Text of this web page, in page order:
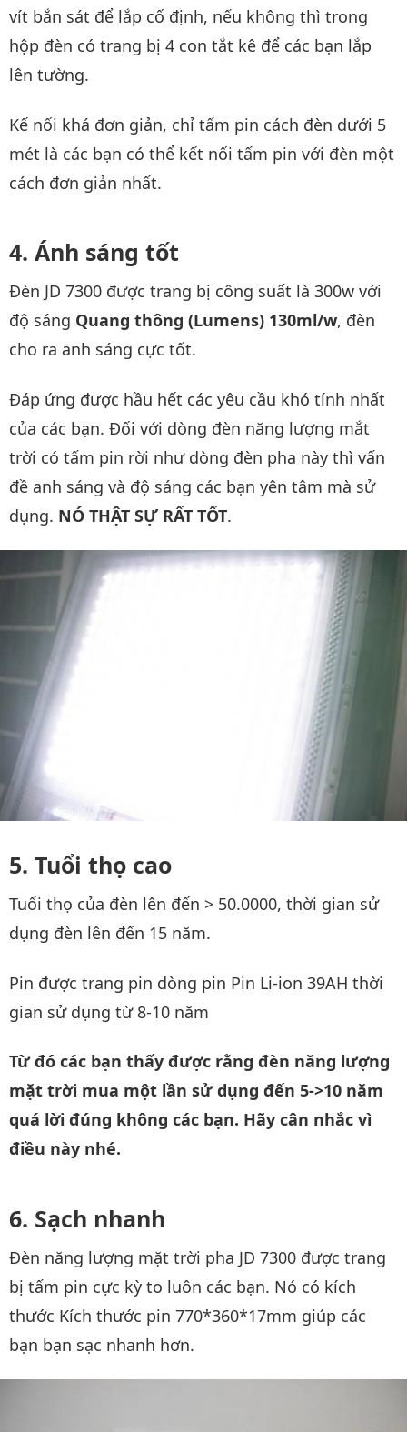
vít bắn sát để lắp cố định, nếu không thì trong
hộp đèn có trang bị 4 con tắt kê để các bạn lắp
lên tường.
Kế nối khá đơn giản, chỉ tấm pin cách đèn dưới 5
mét là các bạn có thể kết nối tấm pin với đèn một
cách đơn giản nhất.
Ánh sáng tốt
Đèn JD 7300 được trang bị công suất là 300w với
độ sáng Quang thông (Lumens) 130ml/w, đèn
cho ra anh sáng cực tốt.
Đáp ứng được hầu hết các yêu cầu khó tính nhất
của các bạn. Đối với dòng đèn năng lượng mắt
trời có tấm pin rời như dòng đèn pha này thì vấn
đề anh sáng và độ sáng các bạn yên tâm mà sử
dụng. NÓ THẬT SỰ RẤT TỐT.
Tuổi thọ cao
Tuổi thọ của đèn lên đến > 50.0000, thời gian sử
dụng đèn lên đến 15 năm.
Pin được trang pin dòng pin Pin Li-ion 39AH thời
gian sử dụng từ 8-10 năm
Từ đó các bạn thấy được rằng đèn năng lượng
mặt trời mua một lần sử dụng đến 5->10 năm
quá lời đúng không các bạn. Hãy cân nhắc vì
điều này nhé.
Sạch nhanh
Đèn năng lượng mặt trời pha JD 7300 được trang
bị tấm pin cực kỳ to luôn các bạn. Nó có kích
thước Kích thước pin 770*360*17mm giúp các
bạn bạn sạc nhanh hơn.